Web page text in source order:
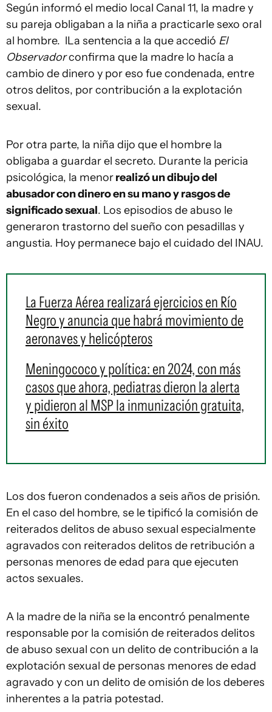
Según informó el medio local Canal 11, la madre y
su pareja obligaban a la niña a practicarle sexo oral
al hombre. lLa sentencia a la que accedió El
Observadorconfirma que la madre lo hacía a
cambio de dinero y por eso fue condenada, entre
otros delitos, por contribución a la explotación
sexual.
Por otra parte, la niña dijo que el hombre la
obligaba a guardar el secreto. Durante la pericia
psicológica, la menorrealizó un dibujo del
abusador con dinero en su mano y rasgos de
significado sexual. Los episodios de abuso le
generaron trastorno del sueño con pesadillas y
angustia. Hoy permanece bajo el cuidado del INAU.
La Fuerza Aérea realizará ejercicios en Río
Negro y anuncia que habrá movimiento de
aeronaves y helicópteros
Meningococo y política: en 2024, con más
casos que ahora, pediatras dieron la alerta
y pidieron al MSP la inmunización gratuita,
sin éxito
Los dos fueron condenados a seis años de prisión.
En el caso del hombre, se le tipificó la comisión de
reiterados delitos de abuso sexual especialmente
agravados con reiterados delitos de retribución a
personas menores de edad para que ejecuten
actos sexuales.
A la madre de la niña se la encontró penalmente
responsable por la comisión de reiterados delitos
de abuso sexual con un delito de contribución a la
explotación sexual de personas menores de edad
agravado y con un delito de omisión de los deberes
inherentes a la patria potestad.